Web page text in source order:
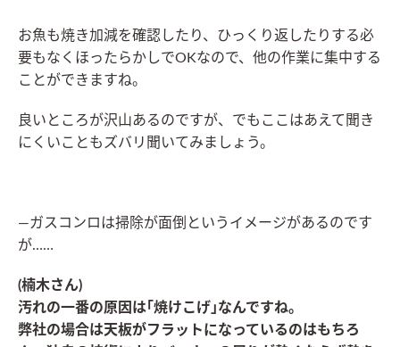
お魚も焼き加減を確認したり、ひっくり返したりする必
要もなくほったらかしでOKなので、他の作業に集中する
ことができますね。
良いところが沢山あるのですが、でもここはあえて聞き
にくいこともズバリ聞いてみましょう。
―ガスコンロは掃除が面倒というイメージがあるのです
が……
(楠木さん)
汚れの一番の原因は｢焼けこげ｣なんですね。
弊社の場合は天板がフラットになっているのはもちろ